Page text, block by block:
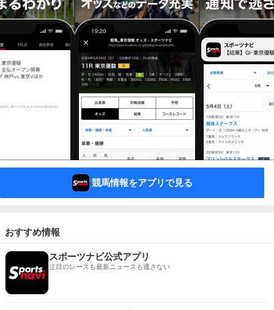
競馬情報をアプリで見る
おすすめ情報
スポーツナビ公式アプリ
注目のレースも最新ニュースも逃さない